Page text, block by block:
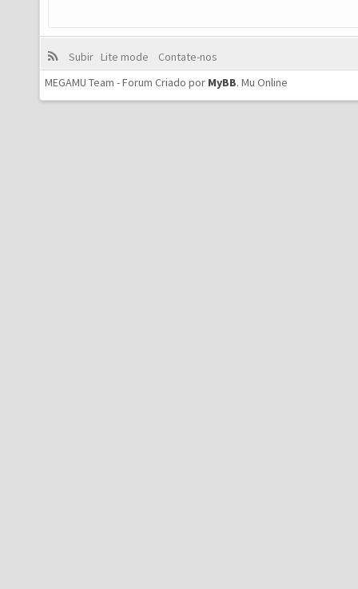
Subir Lite mode
Contate-nos
MEGAMU Team - Forum Criado por MyBB. Mu Online